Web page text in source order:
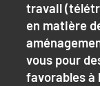
travail
en matière
vous pour
favorables à